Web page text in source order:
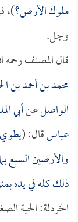
ملوك الأرض؟)،
وجل.
قال المصنف رحمه
محمد بن أحمد بن
الواصلعنأبي
عباسقال: (يطوي
والأرضين السبع
ذلك كله في يده
الخردلة: الحبة